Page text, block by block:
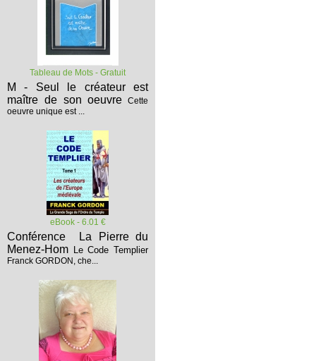
Tableau de Mots - Gratuit
M - Seul le créateur est
maître de son oeuvre Cette
oeuvre unique est ...
eBook - 6.01 €
Conférence La Pierre du
Menez-Hom Le Code Templier
Franck GORDON, che...